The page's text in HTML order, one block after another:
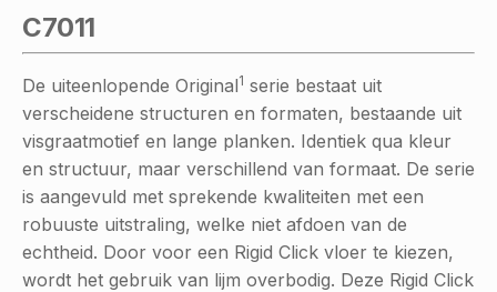
C7011
De uiteenlopende Original1 serie bestaat uit
verscheidene structuren en formaten, bestaande uit
visgraatmotief en lange planken. Identiek qua kleur
en structuur, maar verschillend van formaat. De serie
is aangevuld met sprekende kwaliteiten met een
robuuste uitstraling, welke niet afdoen van de
echtheid. Door voor een Rigid Click vloer te kiezen,
wordt het gebruik van lijm overbodig. Deze Rigid Click